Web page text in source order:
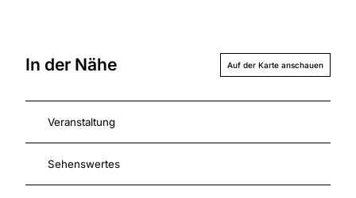
In der Nähe Auf der Karte anschauen
Veranstaltung
Sehenswertes